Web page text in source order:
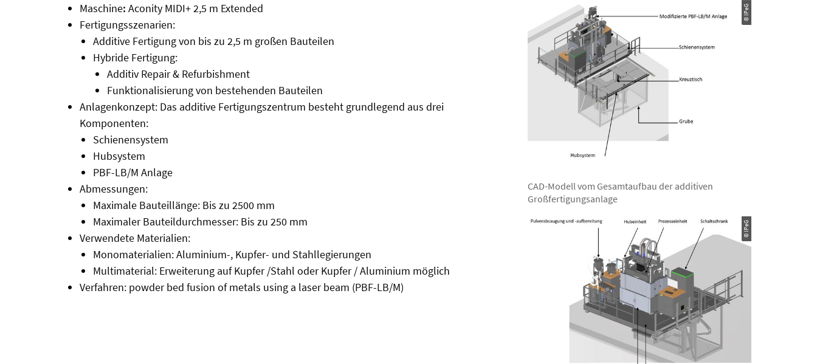
Maschine: Aconity MIDI+ 2,5 m Extended
Fertigungsszenarien:
Additive Fertigung von bis zu 2,5 m großen Bauteilen
Hybride Fertigung:
Additiv Repair & Refurbishment
Funktionalisierung von bestehenden Bauteilen
Anlagenkonzept: Das additive Fertigungszentrum besteht grundlegend aus drei
Komponenten:
Schienensystem
Hubsystem
PBF-LB/M Anlage
Abmessungen:
Maximale Bauteillänge: Bis zu 2500 mm
Maximaler Bauteildurchmesser: Bis zu 250 mm
Verwendete Materialien:
Monomaterialien: Aluminium-, Kupfer- und Stahllegierungen
Multimaterial: Erweiterung auf Kupfer /Stahl oder Kupfer / Aluminium möglich
Verfahren: powder bed fusion of metals using a laser beam (PBF-LB/M)
© IPeG
CAD-Modell vom Gesamtaufbau der additiven
Großfertigungsanlage
© IPeG